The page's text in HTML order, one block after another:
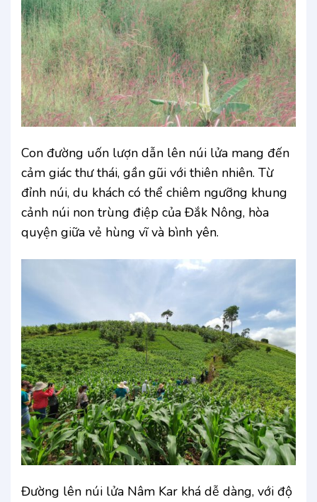
Con đường uốn lượn dẫn lên núi lửa mang đến
cảm giác thư thái, gần gũi với thiên nhiên. Từ
đỉnh núi, du khách có thể chiêm ngưỡng khung
cảnh núi non trùng điệp của Đắk Nông, hòa
quyện giữa vẻ hùng vĩ và bình yên.
Đường lên núi lửa Nâm Kar khá dễ dàng, với độ